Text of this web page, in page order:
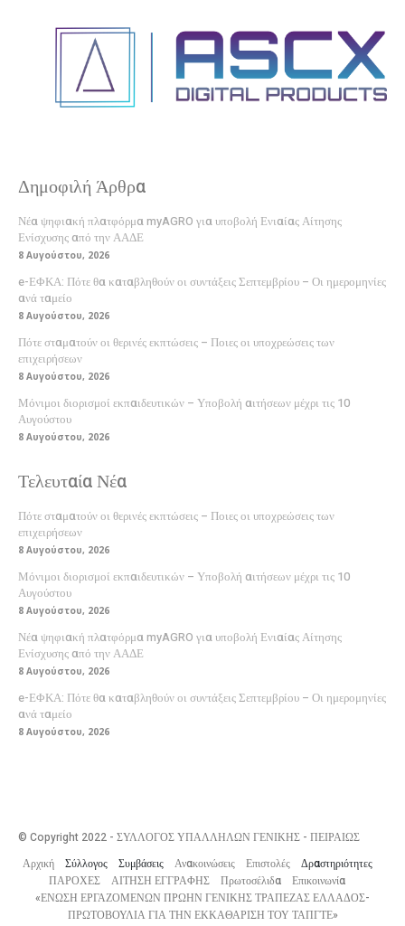
Δημοφιλή Άρθρα
Νέα ψηφιακή πλατφόρμα myAGRO για υποβολή Ενιαίας Αίτησης
Ενίσχυσης από την ΑΑΔΕ
8 Αυγούστου, 2026
e-ΕΦΚΑ: Πότε θα καταβληθούν οι συντάξεις Σεπτεμβρίου – Οι ημερομηνίες
ανά ταμείο
8 Αυγούστου, 2026
Πότε σταματούν οι θερινές εκπτώσεις – Ποιες οι υποχρεώσεις των
επιχειρήσεων
8 Αυγούστου, 2026
Μόνιμοι διορισμοί εκπαιδευτικών – Υποβολή αιτήσεων μέχρι τις 10
Αυγούστου
8 Αυγούστου, 2026
Τελευταία Νέα
Πότε σταματούν οι θερινές εκπτώσεις – Ποιες οι υποχρεώσεις των
επιχειρήσεων
8 Αυγούστου, 2026
Μόνιμοι διορισμοί εκπαιδευτικών – Υποβολή αιτήσεων μέχρι τις 10
Αυγούστου
8 Αυγούστου, 2026
Νέα ψηφιακή πλατφόρμα myAGRO για υποβολή Ενιαίας Αίτησης
Ενίσχυσης από την ΑΑΔΕ
8 Αυγούστου, 2026
e-ΕΦΚΑ: Πότε θα καταβληθούν οι συντάξεις Σεπτεμβρίου – Οι ημερομηνίες
ανά ταμείο
8 Αυγούστου, 2026
© Copyright 2022 - ΣΥΛΛΟΓΟΣ ΥΠΑΛΛΗΛΩΝ ΓΕΝΙΚΗΣ - ΠΕΙΡΑΙΩΣ
Αρχική
Σύλλογος Συμβάσεις Ανακοινώσεις Επιστολές
Δραστηριότητες
ΠΑΡΟΧΕΣ
ΑΙΤΗΣΗ ΕΓΓΡΑΦΗΣ Πρωτοσέλιδα
Επικοινωνία
«ΕΝΩΣΗ ΕΡΓΑΖΟΜΕΝΩΝ ΠΡΩΗΝ ΓΕΝΙΚΗΣ ΤΡΑΠΕΖΑΣ ΕΛΛΑΔΟΣ-
ΠΡΩΤΟΒΟΥΛΙΑ ΓΙΑ ΤΗΝ ΕΚΚΑΘΑΡΙΣΗ ΤΟΥ ΤΑΠΓΤΕ»